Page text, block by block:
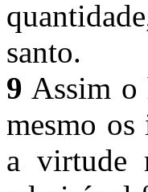
santo.
9 Assim o
mesmo
a virtude